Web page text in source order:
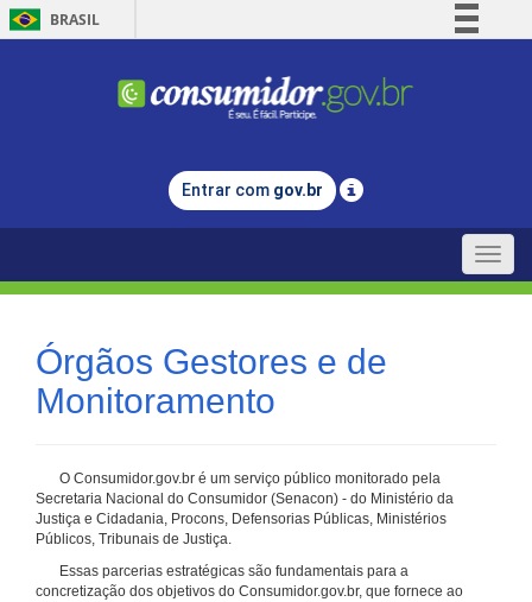
BRASIL
Comunica BR
Legislação
Entrar com gov.br
Toggle
Órgãos Gestores e de
Monitoramento
O Consumidor.gov.br é um serviço público monitorado pela
Secretaria Nacional do Consumidor (Senacon) - do Ministério da
Justiça e Cidadania, Procons, Defensorias Públicas, Ministérios
Públicos, Tribunais de Justiça.
Essas parcerias estratégicas são fundamentais para a
concretização dos objetivos do Consumidor.gov.br, que fornece ao